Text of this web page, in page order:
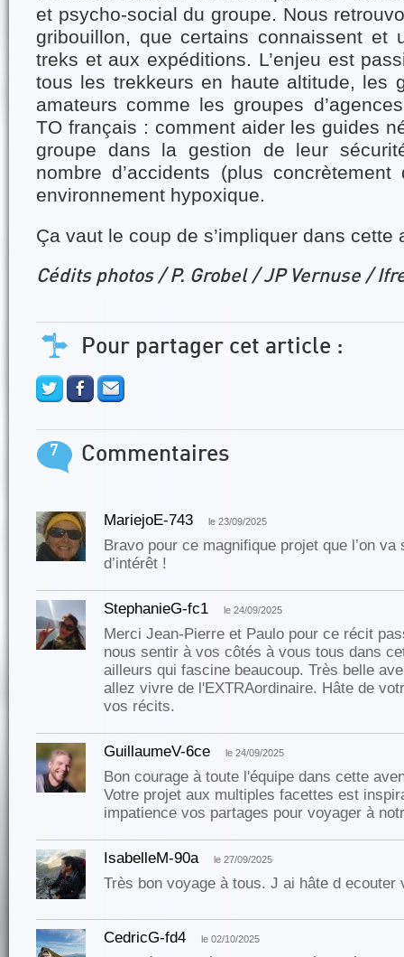
et psycho-social du groupe. Nous
gribouillon, que certains connaissent et
treks et aux expéditions. L’enjeu est
tous les trekkeurs en haute altitude, les
amateurs comme les groupes
TO français : comment aider les guides
groupe dans la gestion de leur
nombre d’accidents (plus
environnement hypoxique.
Ça vaut le coup de s’impliquer dans cette
Cédits photos / P. Grobel / JP Vernuse /
Pour partager cet article :
7 Commentaires
MariejoE-743 le 23/09/2025
Bravo pour ce magnifique projet que l’on
d’intérêt !
StephanieG-fc1 le 24/09/2025
Merci Jean-Pierre et Paulo pour ce récit
nous sentir à vos côtés à vous tous dans
ailleurs qui fascine beaucoup. Très belle
allez vivre de l'EXTRAordinaire. Hâte de
vos récits.
GuillaumeV-6ce le 24/09/2025
Bon courage à toute l'équipe dans cette
Votre projet aux multiples facettes est
impatience vos partages pour voyager à
IsabelleM-90a le 27/09/2025
Très bon voyage à tous. J ai hâte d
CedricG-fd4 le 02/10/2025